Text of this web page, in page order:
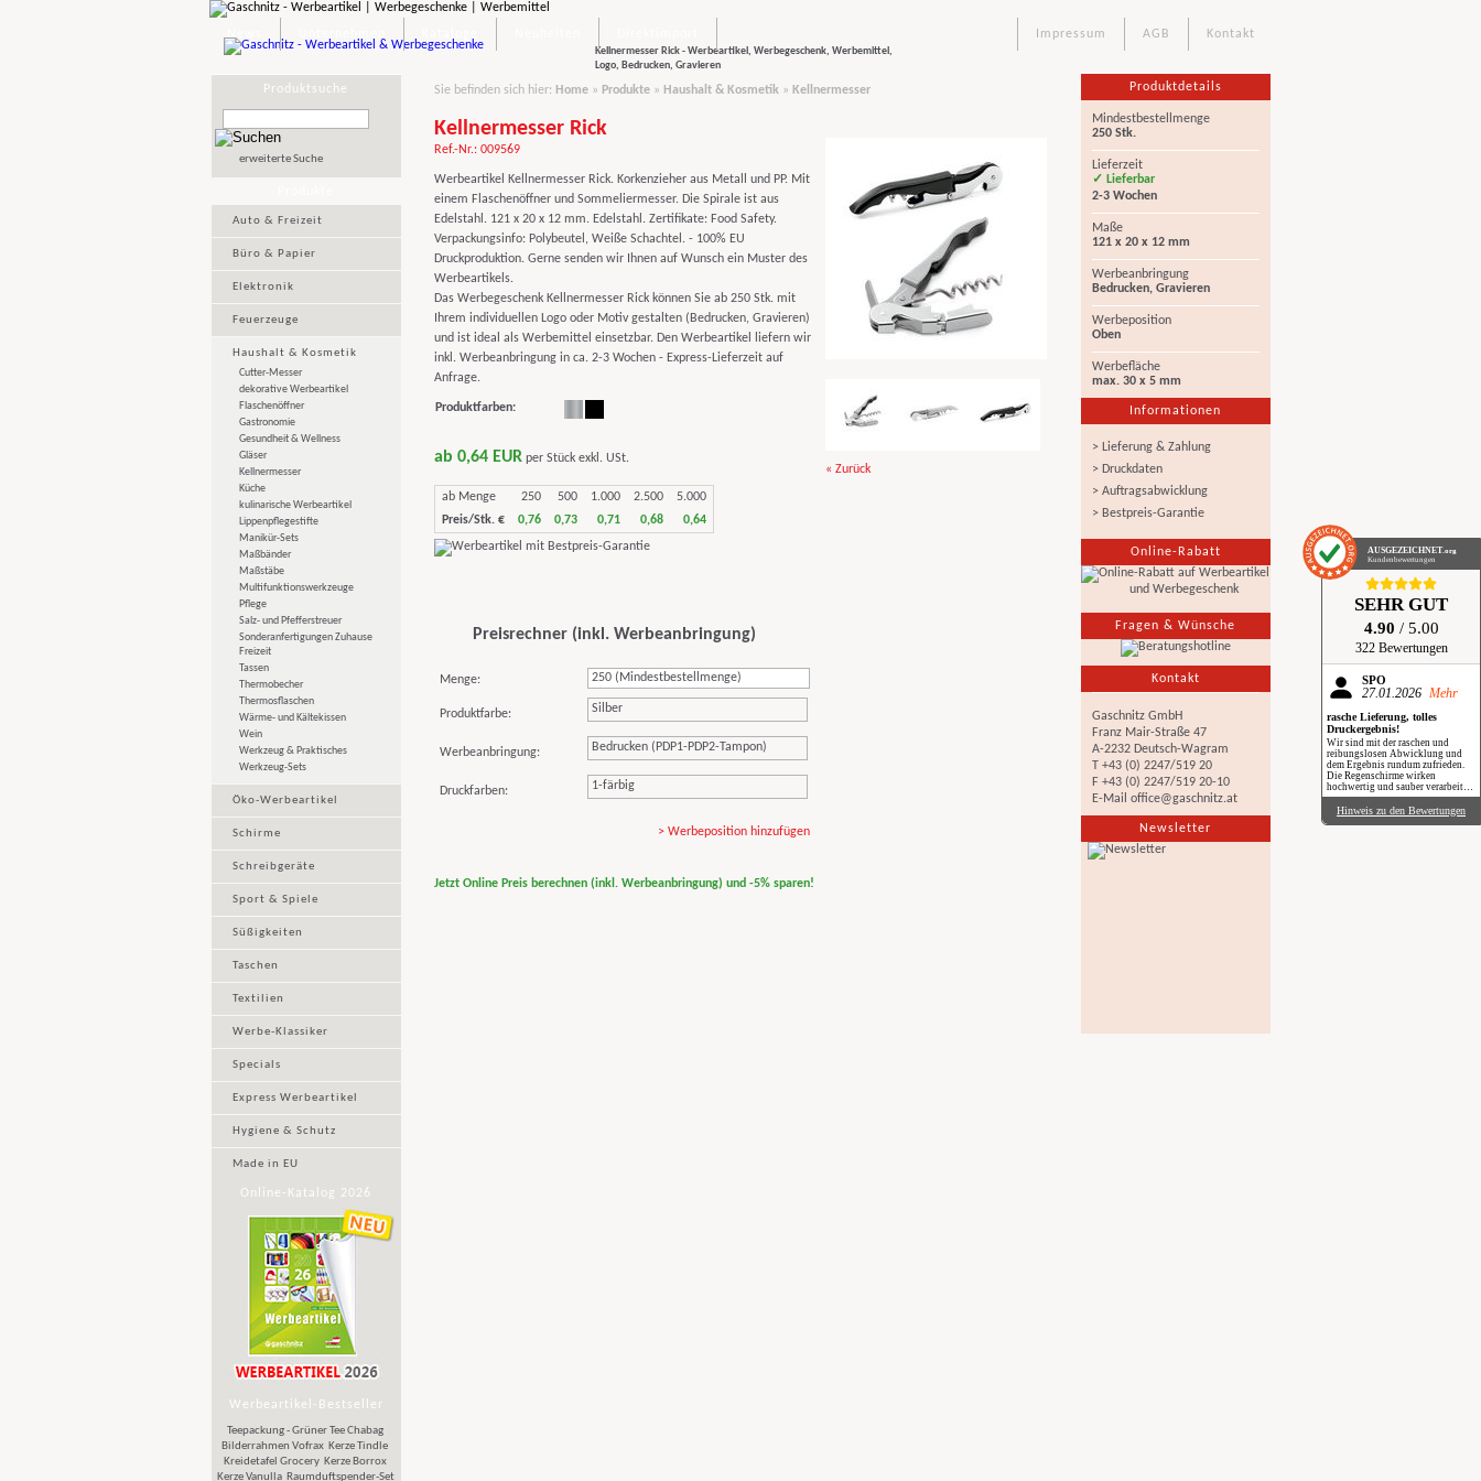
AUSGEZEICHNET .org
Kundenbewertungen
SEHR GUT
4.90 / 5.00
322 Bewertungen
SPÖ
27.01.2026 Mehr
rasche Lieferung, tolles
Druckergebnis!
Wir sind mit der raschen und
reibungslosen Abwicklung und
dem Ergebnis rundum zufrieden.
Die Regenschirme wirken
hochwertig und sauber verarbeitet.
Besonders positiv: Der Druck ist
gestochen scharf, farbintensiv und
auch bei genauerem Hinsehen sehr
Hinweis zu den Bewertungen
Kellnermesser Rick - Werbeartikel, Werbegeschenk, Werbemittel,
Logo, Bedrucken, Gravieren
Kontakt
AGB
Impressum
Produktsuche
erweiterte Suche
Auto & Freizeit
Büro & Papier
Elektronik
Feuerzeuge
Haushalt & Kosmetik
Cutter-Messer
dekorative Werbeartikel
Flaschenöffner
Gastronomie
Gesundheit & Wellness
Gläser
Kellnermesser
Küche
kulinarische Werbeartikel
Lippenpflegestifte
Manikür-Sets
Maßbänder
Maßstäbe
Multifunktionswerkzeuge
Pflege
Salz- und Pfefferstreuer
Sonderanfertigungen Zuhause
Freizeit
Tassen
Thermobecher
Thermosflaschen
Wärme- und Kältekissen
Wein
Werkzeug & Praktisches
Werkzeug-Sets
Öko-Werbeartikel
Schirme
Schreibgeräte
Sport & Spiele
Süßigkeiten
Taschen
Textilien
Werbe-Klassiker
Specials
Express Werbeartikel
Hygiene & Schutz
Made in EU
Online-Katalog 2026
Werbeartikel-Bestseller
Teepackung - Grüner Tee Chabag
Bilderrahmen Vofrax Kerze Tindle
Kreidetafel Grocery Kerze Borrox
Kerze Vanulla Raumduftspender-Set
Sie befinden sich hier: Home» Produkte» Haushalt & Kosmetik» Kellnermesser
Kellnermesser Rick
Ref.-Nr.: 009569
Werbeartikel Kellnermesser Rick. Korkenzieher aus Metall und PP. Mit
einem Flaschenöffner und Sommeliermesser. Die Spirale ist aus
Edelstahl. 121 x 20 x 12 mm. Edelstahl. Zertifikate: Food Safety.
Verpackungsinfo: Polybeutel, Weiße Schachtel. - 100% EU
Druckproduktion. Gerne senden wir Ihnen auf Wunsch ein Muster des
Werbeartikels.
Das Werbegeschenk Kellnermesser Rick können Sie ab 250 Stk. mit
Ihrem individuellen Logo oder Motiv gestalten (Bedrucken, Gravieren)
und ist ideal als Werbemittel einsetzbar. Den Werbeartikel liefern wir
inkl. Werbeanbringung in ca. 2-3 Wochen - Express-Lieferzeit auf
Anfrage.
Produktfarben:
ab 0,64 EURper Stück exkl. USt.
ab Menge 250 500 1.000 2.500
5.000
Preis/Stk. €
0,76 0,73 0,71 0,68 0,64
Preisrechner (inkl. Werbeanbringung)
Menge:
Produktfarbe: Silber
Werbeanbringung: Bedrucken (PDP1-PDP2-Tampon)
Druckfarben: 1-färbig
> Werbeposition hinzufügen
Jetzt Online Preis berechnen (inkl. Werbeanbringung) und -5% sparen!
« Zurück
Produktdetails
Mindestbestellmenge
250 Stk.
Lieferzeit
✓ Lieferbar
2-3 Wochen
Maße
121 x 20 x 12 mm
Werbeanbringung
Bedrucken, Gravieren
Werbeposition
Oben
Werbefläche
max. 30 x 5 mm
Informationen
> Lieferung & Zahlung
> Druckdaten
> Auftragsabwicklung
> Bestpreis-Garantie
Online-Rabatt
Fragen & Wünsche
Kontakt
Gaschnitz GmbH
Franz Mair-Straße 47
A-2232 Deutsch-Wagram
T +43 (0) 2247/519 20
F +43 (0) 2247/519 20-10
E-Mail office@gaschnitz.at
Newsletter